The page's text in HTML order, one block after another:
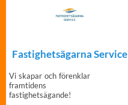
Fastighetsägarna Service
Vi skapar och förenklar
framtidens
fastighetsägande!